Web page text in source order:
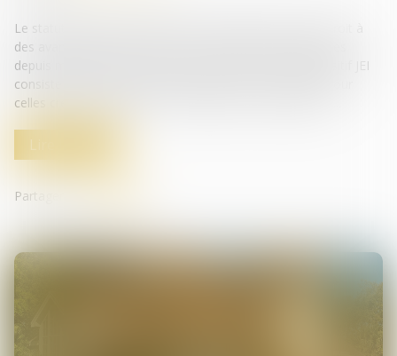
Le statut de jeune entreprise innovante (JEI) qui ouvre droit à
des avantages fiscaux est accordé à certaines PME créées
depuis moins de 8 ans (CGI art. 44 sexies-0 A). Le dispositif JEI
consiste en une exonération d’impôt sur les bénéfices pour
celles créées jusqu’au 31-12-2023 (CGI art. 44 sexies A),...
Lire la suite
Partager sur